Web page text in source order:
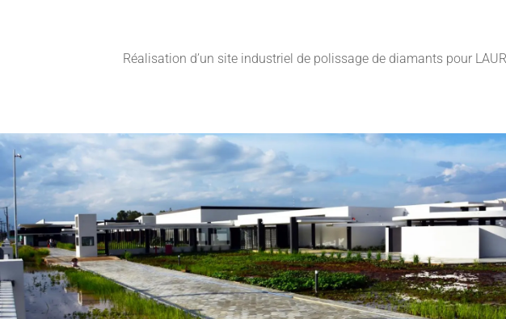
Réalisation d’un site industriel de polissage de diamants pour